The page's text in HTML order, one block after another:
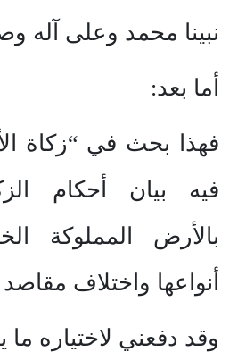
نبينا محمد وعلى آله
أما بعد:
فهذا بحث في “زكاة
فيه بيان أحكام
بالأرض المملوكة
أنواعها واختلاف
وقد دفعني لاختياره ما